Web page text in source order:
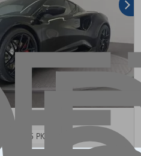
( 405 PK )